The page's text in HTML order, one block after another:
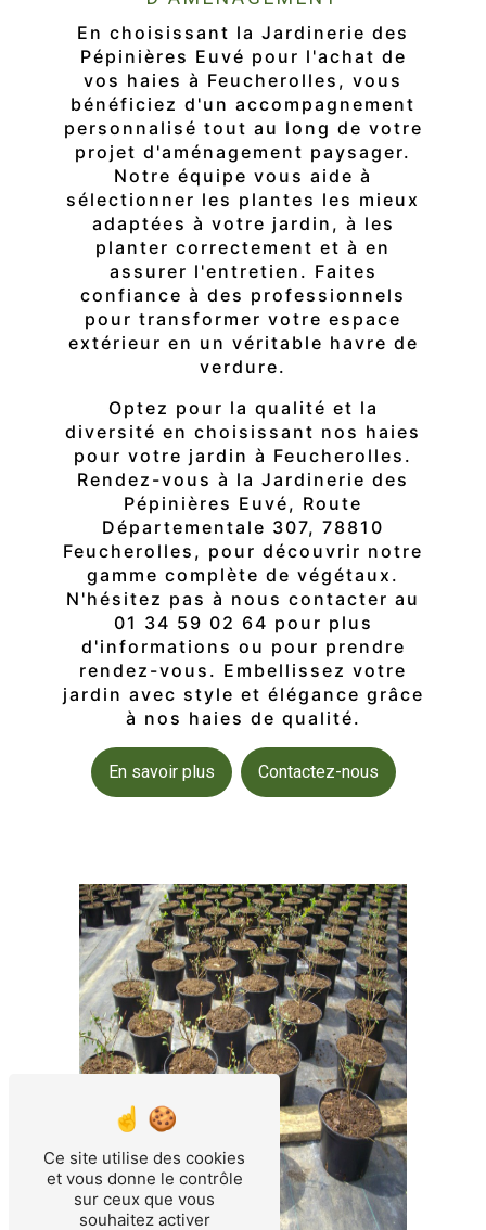
En choisissant la Jardinerie des
Pépinières Euvé pour l'achat de
vos haies à Feucherolles, vous
bénéficiez d'un accompagnement
personnalisé tout au long de votre
projet d'aménagement paysager.
Notre équipe vous aide à
sélectionner les plantes les mieux
adaptées à votre jardin, à les
planter correctement et à en
assurer l'entretien. Faites
confiance à des professionnels
pour transformer votre espace
extérieur en un véritable havre de
verdure.
Optez pour la qualité et la
diversité en choisissant nos haies
pour votre jardin à Feucherolles.
Rendez-vous à la Jardinerie des
Pépinières Euvé, Route
Départementale 307, 78810
Feucherolles, pour découvrir notre
gamme complète de végétaux.
N'hésitez pas à nous contacter au
01 34 59 02 64 pour plus
d'informations ou pour prendre
rendez-vous. Embellissez votre
jardin avec style et élégance grâce
à nos haies de qualité.
En savoir plus Contactez-nous
Ce site utilise des cookies
et vous donne le contrôle
sur ceux que vous
souhaitez activer